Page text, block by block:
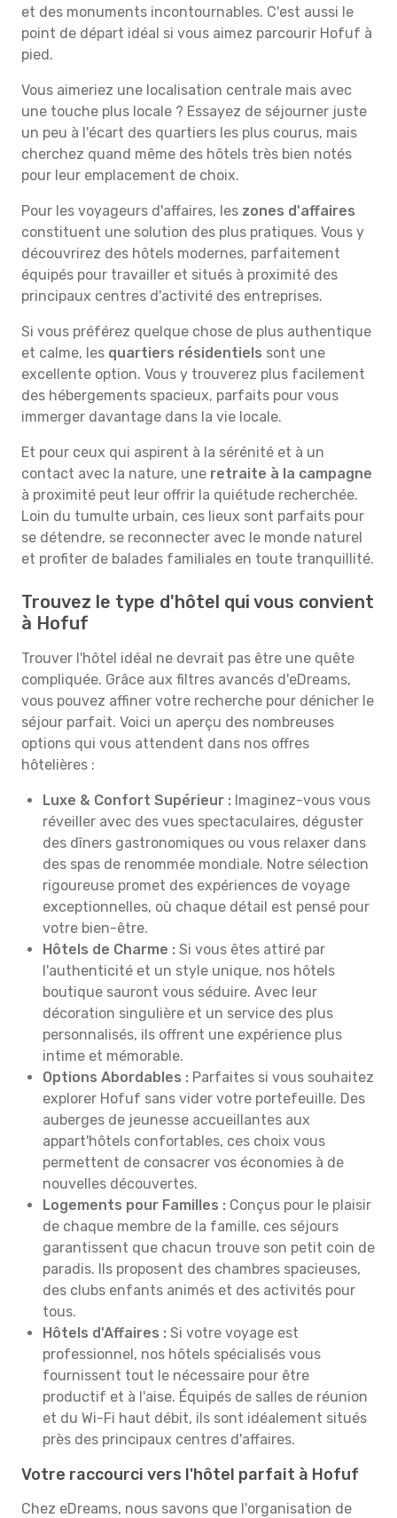
et des monuments incontournables. C'est aussi le
point de départ idéal si vous aimez parcourir Hofuf à
pied.
Vous aimeriez une localisation centrale mais avec
une touche plus locale ? Essayez de séjourner juste
un peu à l'écart des quartiers les plus courus, mais
cherchez quand même des hôtels très bien notés
pour leur emplacement de choix.
Pour les voyageurs d'affaires, les zones d'affaires
constituent une solution des plus pratiques. Vous y
découvrirez des hôtels modernes, parfaitement
équipés pour travailler et situés à proximité des
principaux centres d'activité des entreprises.
Si vous préférez quelque chose de plus authentique
et calme, les quartiers résidentiels sont une
excellente option. Vous y trouverez plus facilement
des hébergements spacieux, parfaits pour vous
immerger davantage dans la vie locale.
Et pour ceux qui aspirent à la sérénité et à un
contact avec la nature, une retraite à la campagne
à proximité peut leur offrir la quiétude recherchée.
Loin du tumulte urbain, ces lieux sont parfaits pour
se détendre, se reconnecter avec le monde naturel
et profiter de balades familiales en toute tranquillité.
Trouvez le type d'hôtel qui vous convient
à Hofuf
Trouver l'hôtel idéal ne devrait pas être une quête
compliquée. Grâce aux filtres avancés d'eDreams,
vous pouvez affiner votre recherche pour dénicher le
séjour parfait. Voici un aperçu des nombreuses
options qui vous attendent dans nos offres
hôtelières :
Luxe & Confort Supérieur : Imaginez-vous vous
réveiller avec des vues spectaculaires, déguster
des dîners gastronomiques ou vous relaxer dans
des spas de renommée mondiale. Notre sélection
rigoureuse promet des expériences de voyage
exceptionnelles, où chaque détail est pensé pour
votre bien-être.
Hôtels de Charme : Si vous êtes attiré par
l'authenticité et un style unique, nos hôtels
boutique sauront vous séduire. Avec leur
décoration singulière et un service des plus
personnalisés, ils offrent une expérience plus
intime et mémorable.
Options Abordables : Parfaites si vous souhaitez
explorer Hofuf sans vider votre portefeuille. Des
auberges de jeunesse accueillantes aux
appart'hôtels confortables, ces choix vous
permettent de consacrer vos économies à de
nouvelles découvertes.
Logements pour Familles : Conçus pour le plaisir
de chaque membre de la famille, ces séjours
garantissent que chacun trouve son petit coin de
paradis. Ils proposent des chambres spacieuses,
des clubs enfants animés et des activités pour
tous.
Hôtels d'Affaires : Si votre voyage est
professionnel, nos hôtels spécialisés vous
fournissent tout le nécessaire pour être
productif et à l'aise. Équipés de salles de réunion
et du Wi-Fi haut débit, ils sont idéalement situés
près des principaux centres d'affaires.
Votre raccourci vers l'hôtel parfait à Hofuf
Chez eDreams, nous savons que l'organisation de